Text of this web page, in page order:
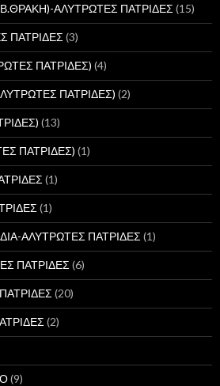
ΑΛΥΤΡΩΤΕΣ ΠΑΤΡΙΔΕΣ (15)
ΠΑΤΡΙΔΕΣ (3)
ΠΑΤΡΙΔΕΣ) (4)
ΠΑΤΡΙΔΕΣ) (2)
(13)
ΠΑΤΡΙΔΕΣ) (1)
(1)
(1)
ΑΛΥΤΡΩΤΕΣ ΠΑΤΡΙΔΕΣ (1)
ΠΑΤΡΙΔΕΣ (6)
(20)
(2)
(9)